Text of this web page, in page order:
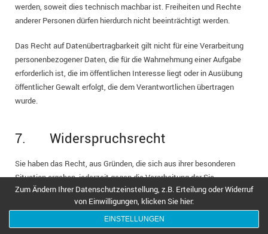
werden, soweit dies technisch machbar ist. Freiheiten und Rechte
anderer Personen dürfen hierdurch nicht beeinträchtigt werden.
Das Recht auf Datenübertragbarkeit gilt nicht für eine Verarbeitung
personenbezogener Daten, die für die Wahrnehmung einer Aufgabe
erforderlich ist, die im öffentlichen Interesse liegt oder in Ausübung
öffentlicher Gewalt erfolgt, die dem Verantwortlichen übertragen
wurde.
7. Widerspruchsrecht
Sie haben das Recht, aus Gründen, die sich aus ihrer besonderen
Situation ergeben, jederzeit gegen die Verarbeitung der Sie
betreffenden personenbezogenen Daten, die aufgrund von Art. 6
Abs. 1 lit. e oder f DSGVO erfolgt, Widerspruch einzulegen; dies gilt
auch für ein auf diese Bestimmungen gestütztes Profiling.
Zum Ändern Ihrer Datenschutzeinstellung, z.B. Erteilung oder Widerruf
von Einwilligungen, klicken Sie hier:
EINSTELLUNGEN